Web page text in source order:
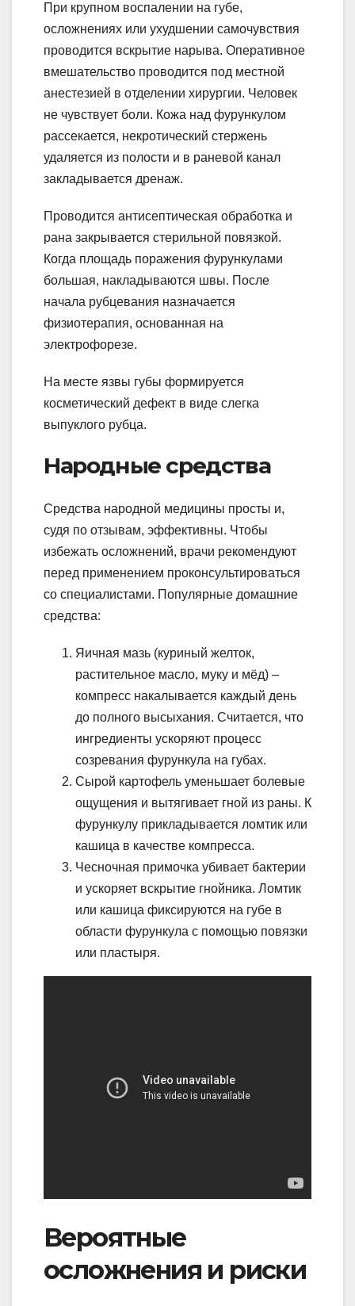
При крупном воспалении на губе,
осложнениях или ухудшении самочувствия
проводится вскрытие нарыва. Оперативное
вмешательство проводится под местной
анестезией в отделении хирургии. Человек
не чувствует боли. Кожа над фурункулом
рассекается, некротический стержень
удаляется из полости и в раневой канал
закладывается дренаж.
Проводится антисептическая обработка и
рана закрывается стерильной повязкой.
Когда площадь поражения фурункулами
большая, накладываются швы. После
начала рубцевания назначается
физиотерапия, основанная на
электрофорезе.
На месте язвы губы формируется
косметический дефект в виде слегка
выпуклого рубца.
Народные средства
Средства народной медицины просты и,
судя по отзывам, эффективны. Чтобы
избежать осложнений, врачи рекомендуют
перед применением проконсультироваться
со специалистами. Популярные домашние
средства:
Яичная мазь (куриный желток,
растительное масло, муку и мёд) –
компресс накалывается каждый день
до полного высыхания. Считается, что
ингредиенты ускоряют процесс
созревания фурункула на губах.
Сырой картофель уменьшает болевые
ощущения и вытягивает гной из раны. К
фурункулу прикладывается ломтик или
кашица в качестве компресса.
Чесночная примочка убивает бактерии
и ускоряет вскрытие гнойника. Ломтик
или кашица фиксируются на губе в
области фурункула с помощью повязки
или пластыря.
Вероятные
осложнения и риски